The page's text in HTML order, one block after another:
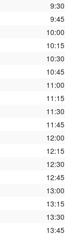
9:30
9:45
10:00
10:15
10:30
10:45
11:00
11:15
11:30
11:45
12:00
12:15
12:30
12:45
13:00
13:15
13:30
13:45